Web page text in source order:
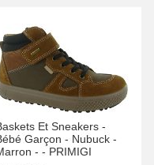
Et Sneakers -
Garçon - Nubuck -
- - PRIMIGI